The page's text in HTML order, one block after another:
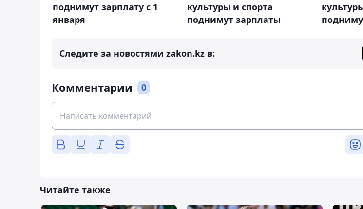
поднимут зарплату с 1
января
культуры и спорта
поднимут зарплаты
Следите за новостями zakon.kz в:
Комментарии 0
Читайте также